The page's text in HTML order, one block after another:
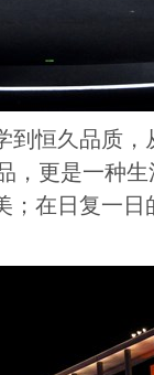
到恒久品质
，更是一种
；在日复一